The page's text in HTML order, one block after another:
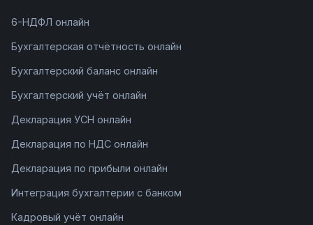
6-НДФЛ онлайн
Бухгалтерская отчётность онлайн
Бухгалтерский баланс онлайн
Бухгалтерский учёт онлайн
Декларация УСН онлайн
Декларация по НДС онлайн
Декларация по прибыли онлайн
Интеграция бухгалтерии с банком
Кадровый учёт онлайн